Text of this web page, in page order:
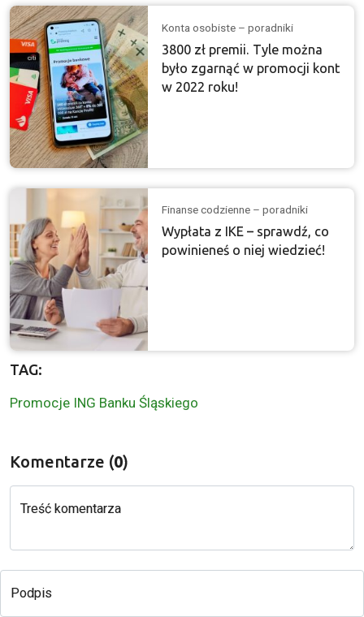
Konta osobiste – poradniki
3800 zł premii. Tyle można
było zgarnąć w promocji kont
w 2022 roku!
Finanse codzienne – poradniki
Wypłata z IKE – sprawdź, co
powinieneś o niej wiedzieć!
TAG:
Promocje ING Banku Śląskiego
Komentarze (0)
Treść komentarza
Podpis